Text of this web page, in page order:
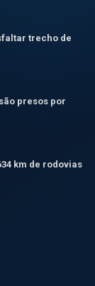
trecho de
presos por
km de rodovias